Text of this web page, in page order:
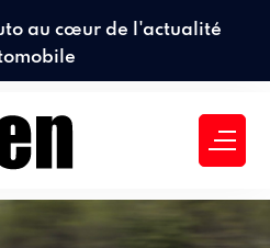
au cœur de l'actualité